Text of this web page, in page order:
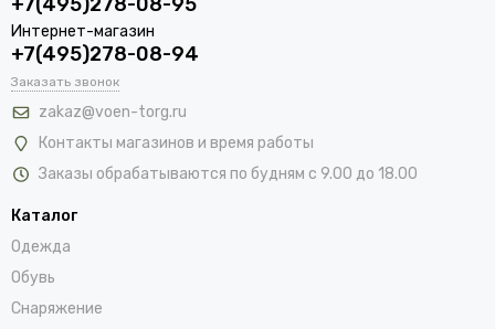
+7(495)278-08-95
Интернет-магазин
+7(495)278-08-94
Заказать звонок
zakaz@voen-torg.ru
Контакты магазинов и время работы
Заказы обрабатываются по будням с 9.00 до 18.00
Каталог
Одежда
Обувь
Снаряжение